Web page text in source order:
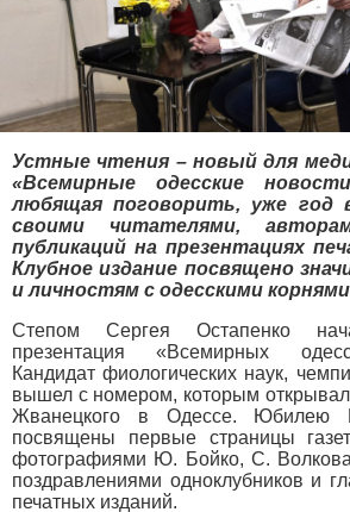
Устные чтения – новый для
«Всемирные одесские
любящая поговорить, уже год
своими читателями,
публикаций на презентациях
Клубное издание посвящено
и личностям с одесскими
Степом Сергея Остапенко
презентация «Всемирных
Кандидат фиологических наук,
вышел с номером, которым
Жванецкого в Одессе. Юбилею
посвящены первые страницы
фотографиями Ю. Бойко, С.
поздравлениями одноклубников и
печатных изданий.